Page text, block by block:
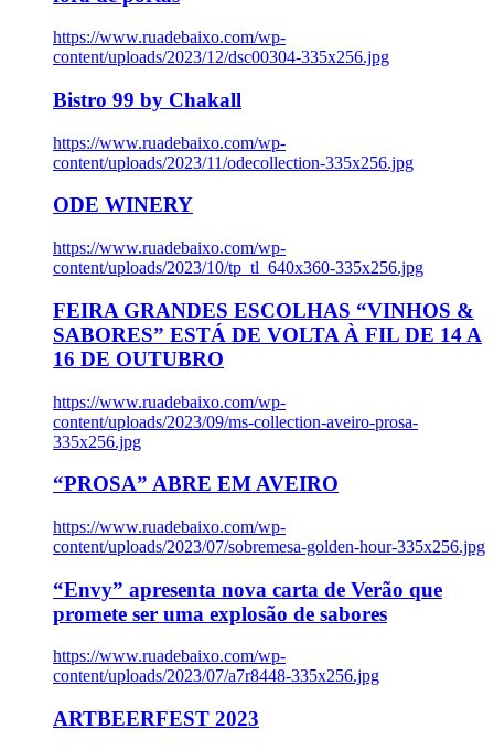
https://www.ruadebaixo.com/wp-
content/uploads/2023/12/dsc00304-335x256.jpg
Bistro 99 by Chakall
https://www.ruadebaixo.com/wp-
content/uploads/2023/11/odecollection-335x256.jpg
ODE WINERY
https://www.ruadebaixo.com/wp-
content/uploads/2023/10/tp_tl_640x360-335x256.jpg
FEIRA GRANDES ESCOLHAS “VINHOS &
SABORES” ESTÁ DE VOLTA À FIL DE 14 A
16 DE OUTUBRO
https://www.ruadebaixo.com/wp-
content/uploads/2023/09/ms-collection-aveiro-prosa-
335x256.jpg
“PROSA” ABRE EM AVEIRO
https://www.ruadebaixo.com/wp-
content/uploads/2023/07/sobremesa-golden-hour-335x256.jpg
“Envy” apresenta nova carta de Verão que
promete ser uma explosão de sabores
https://www.ruadebaixo.com/wp-
content/uploads/2023/07/a7r8448-335x256.jpg
ARTBEERFEST 2023